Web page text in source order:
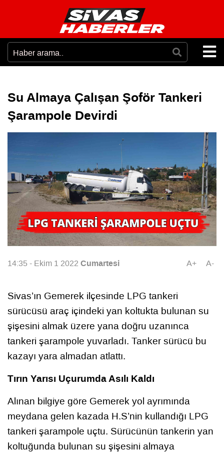
Su Almaya Çalışan Şoför Tankeri
Şarampole Devirdi
14:35 - Ekim 1 2022 Cumartesi A+ A-
Sivas’ın Gemerek ilçesinde LPG tankeri
sürücüsü araç içindeki yan koltukta bulunan su
şişesini almak üzere yana doğru uzanınca
tankeri şarampole yuvarladı. Tanker sürücü bu
kazayı yara almadan atlattı.
Tırın Yarısı Uçurumda Asılı Kaldı
Alınan bilgiye göre Gemerek yol ayrımında
meydana gelen kazada H.S’nin kullandığı LPG
tankeri şarampole uçtu. Sürücünün tankerin yan
koltuğunda bulunan su şişesini almaya